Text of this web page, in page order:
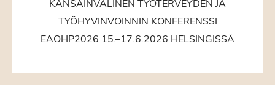
KANSAINVÄLINEN TYÖTERVEYDEN JA
TYÖHYVINVOINNIN KONFERENSSI
EAOHP2026 15.–17.6.2026 HELSINGISSÄ